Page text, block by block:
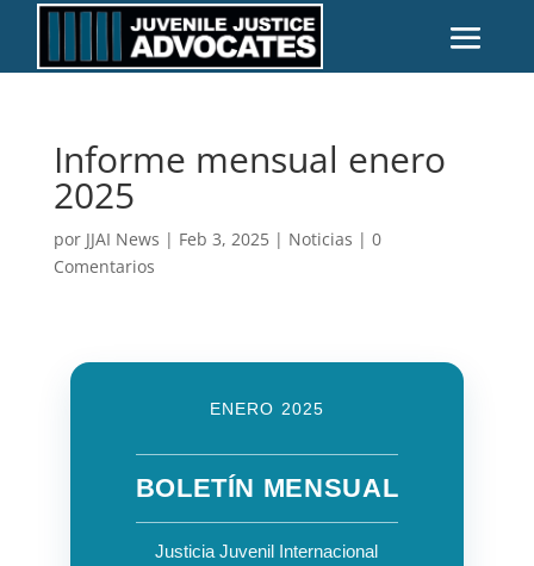
Informe mensual enero
2025
por JJAI News | Feb 3, 2025| Noticias | 0
Comentarios
ENERO 2025
BOLETÍN MENSUAL
Justicia Juvenil Internacional